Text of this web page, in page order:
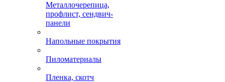
Металлочерепица,
профлист, сендвич-
панели
Напольные покрытия
Пиломатериалы
Пленка, скотч